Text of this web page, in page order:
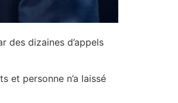
des dizaines d’appels
et personne n’a laissé